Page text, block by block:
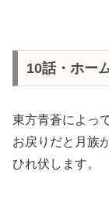
10話・ホー
東方青蒼によっ
お戻りだと月族
ひれ伏します。